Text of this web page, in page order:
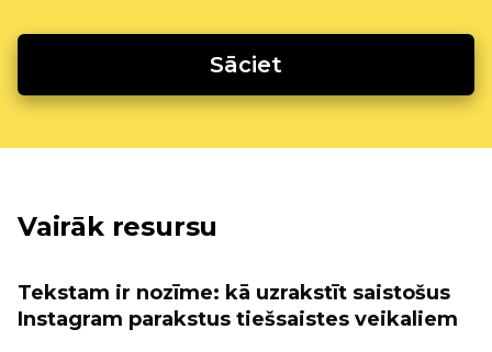
Sāciet
Vairāk resursu
Tekstam ir nozīme: kā uzrakstīt saistošus
Instagram parakstus tiešsaistes veikaliem